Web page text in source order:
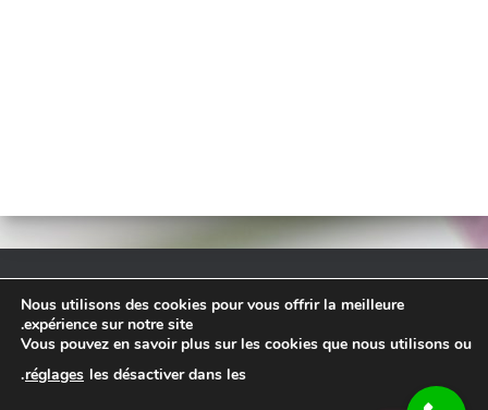
– RESERVATION EN LIGNE –
ACCUEIL
TARIF
Nous utilisons des cookies pour vous offrir la meilleure
expérience sur notre site.
Vous pouvez en savoir plus sur les cookies que nous utilisons ou
les désactiver dans les
réglages
.